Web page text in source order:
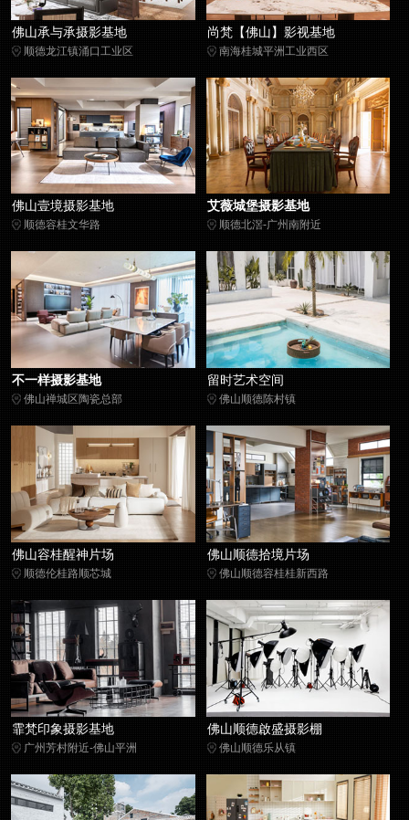
佛山承与承摄影基地
顺德龙江镇涌口工业区
尚梵【佛山】影视基地
南海桂城平洲工业西区
佛山壹境摄影基地
顺德容桂文华路
艾薇城堡摄影基地
顺德北滘-广州南附近
不一样摄影基地
佛山禅城区陶瓷总部
留时艺术空间
佛山顺德陈村镇
佛山容桂醒神片场
顺德伦桂路顺芯城
佛山顺德拾境片场
佛山顺德容桂桂新西路
霏梵印象摄影基地
广州芳村附近-佛山平洲
佛山顺德啟盛摄影棚
佛山顺德乐从镇